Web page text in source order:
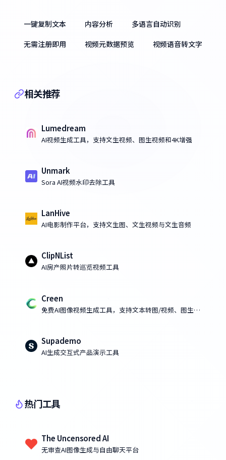
一键复制文本 内容分析
多语言自动识别
无需注册即用
视频元数据预览 视频语音转文字
相关推荐
Lumedream
AI视频生成工具，支持文生视频、图生视频和4K增强
Unmark
Sora AI视频水印去除工具
LanHive
AI电影制作平台，支持文生图、文生视频与文生音频
ClipNList
AI房产照片转巡览视频工具
Creen
免费AI图像视频生成工具，支持文本转图/视频、图生图/
Supademo
AI生成交互式产品演示工具
热门工具
The Uncensored AI
无审查AI图像生成与自由聊天平台